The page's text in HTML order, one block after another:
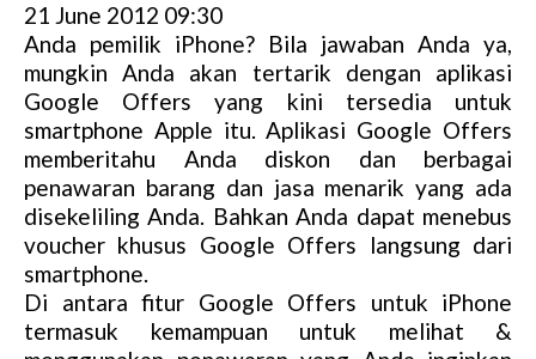
21 June 2012 09:30
Anda pemilik iPhone? Bila jawaban Anda ya,
mungkin Anda akan tertarik dengan aplikasi
Google Offers yang kini tersedia untuk
smartphone Apple itu. Aplikasi Google Offers
memberitahu Anda diskon dan berbagai
penawaran barang dan jasa menarik yang ada
disekeliling Anda. Bahkan Anda dapat menebus
voucher khusus Google Offers langsung dari
smartphone.
Di antara fitur Google Offers untuk iPhone
termasuk kemampuan untuk melihat &